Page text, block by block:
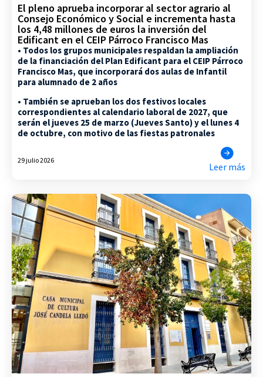
El pleno aprueba incorporar al sector agrario al
Consejo Económico y Social e incrementa hasta
los 4,48 millones de euros la inversión del
Edificant en el CEIP Párroco Francisco Mas
• Todos los grupos municipales respaldan la ampliación
de la financiación del Plan Edificant para el CEIP Párroco
Francisco Mas, que incorporará dos aulas de Infantil
para alumnado de 2 años
• También se aprueban los dos festivos locales
correspondientes al calendario laboral de 2027, que
serán el jueves 25 de marzo (Jueves Santo) y el lunes 4
de octubre, con motivo de las fiestas patronales
29 julio 2026
Leer más